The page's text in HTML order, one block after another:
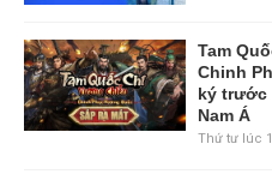
Tam
Chinh
ký trước
Nam Á
Thứ tư lúc